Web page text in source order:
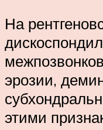
На
эрозии,
этими